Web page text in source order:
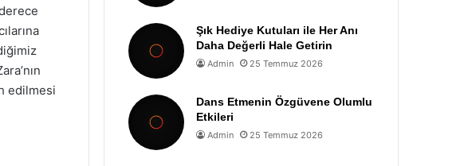
edilmesi
Şık Hediye Kutuları ile Her Anı
Daha Değerli Hale Getirin
Admin 25 Temmuz 2026
Dans Etmenin Özgüvene Olumlu
Etkileri
Admin 25 Temmuz 2026